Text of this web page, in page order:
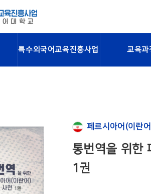
특수외국어교육진흥사업 교육과
페르시아어(이란
통번역을 위한
1권